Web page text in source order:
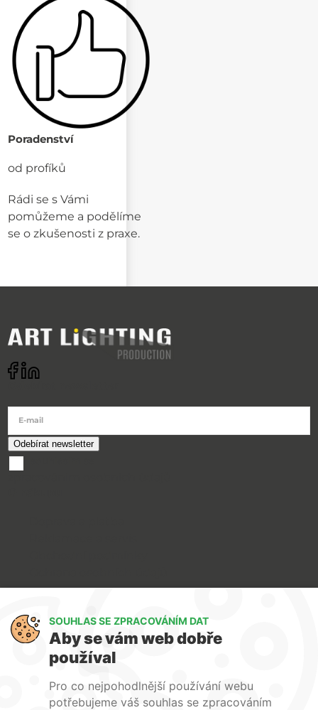
Poradenství
od profíků
Rádi se s Vámi
pomůžeme a podělíme
se o zkušenosti z praxe.
E-mail
O nás
Služby
Kontakty
SOUHLAS SE ZPRACOVÁNÍM DAT
Aby se vám web dobře
používal
Pro co nejpohodlnější používání webu
potřebujeme váš souhlas se zpracováním